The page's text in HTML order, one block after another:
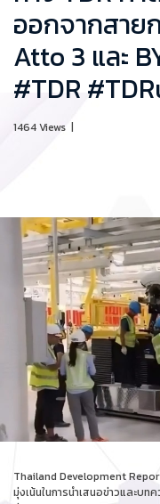
ออกจากสาย
Atto 3 และ
#TDR
1464 Views |
Thailand Development
มุ่งเน้นในการนำเสนอข่าวและบ